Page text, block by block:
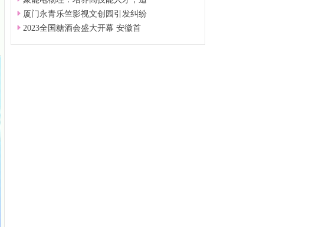
厦门永青乐竺影视文创园引发纠纷
2023全国糖酒会盛大开幕 安徽首